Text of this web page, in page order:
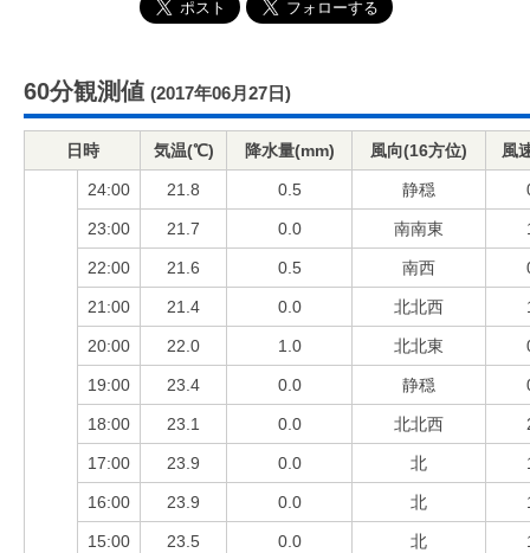
60分観測値 (2017年06月27日)
日時 気温(℃) 降水量(mm) 風向(16方位) 風
24:00 21.8 0.5 静穏
23:00 21.7 0.0 南南東
22:00 21.6 0.5 南西
21:00 21.4 0.0 北北西
20:00 22.0 1.0 北北東
19:00 23.4 0.0 静穏
18:00 23.1 0.0 北北西
17:00 23.9 0.0 北
16:00 23.9 0.0 北
15:00 23.5 0.0 北